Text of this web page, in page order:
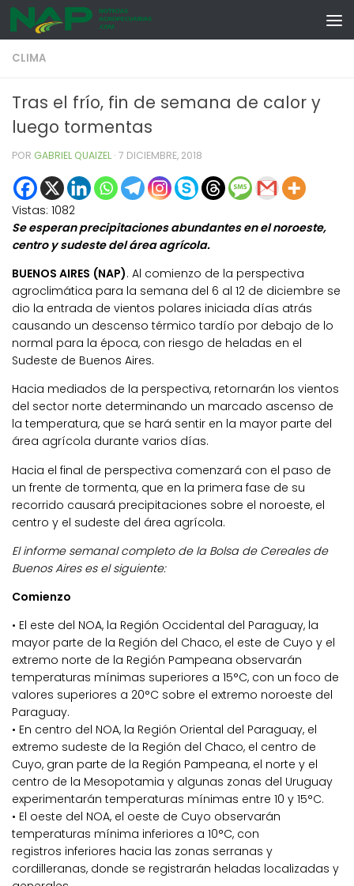
Skip to content
CLIMA
Tras el frío, fin de semana de calor y
luego tormentas
POR GABRIEL QUAIZEL · 7 DICIEMBRE, 2018
Vistas: 1082
Se esperan precipitaciones abundantes en el noroeste,
centro y sudeste del área agrícola.
BUENOS AIRES (NAP). Al comienzo de la perspectiva
agroclimática para la semana del 6 al 12 de diciembre se
dio la entrada de vientos polares iniciada días atrás
causando un descenso térmico tardío por debajo de lo
normal para la época, con riesgo de heladas en el
Sudeste de Buenos Aires.
Hacia mediados de la perspectiva, retornarán los vientos
del sector norte determinando un marcado ascenso de
la temperatura, que se hará sentir en la mayor parte del
área agrícola durante varios días.
Hacia el final de perspectiva comenzará con el paso de
un frente de tormenta, que en la primera fase de su
recorrido causará precipitaciones sobre el noroeste, el
centro y el sudeste del área agrícola.
El informe semanal completo de la Bolsa de Cereales de
Buenos Aires es el siguiente:
Comienzo
• El este del NOA, la Región Occidental del Paraguay, la
mayor parte de la Región del Chaco, el este de Cuyo y el
extremo norte de la Región Pampeana observarán
temperaturas mínimas superiores a 15°C, con un foco de
valores superiores a 20°C sobre el extremo noroeste del
Paraguay.
• En centro del NOA, la Región Oriental del Paraguay, el
extremo sudeste de la Región del Chaco, el centro de
Cuyo, gran parte de la Región Pampeana, el norte y el
centro de la Mesopotamia y algunas zonas del Uruguay
experimentarán temperaturas mínimas entre 10 y 15°C.
• El oeste del NOA, el oeste de Cuyo observarán
temperaturas mínima inferiores a 10°C, con
registros inferiores hacia las zonas serranas y
cordilleranas, donde se registrarán heladas localizadas y